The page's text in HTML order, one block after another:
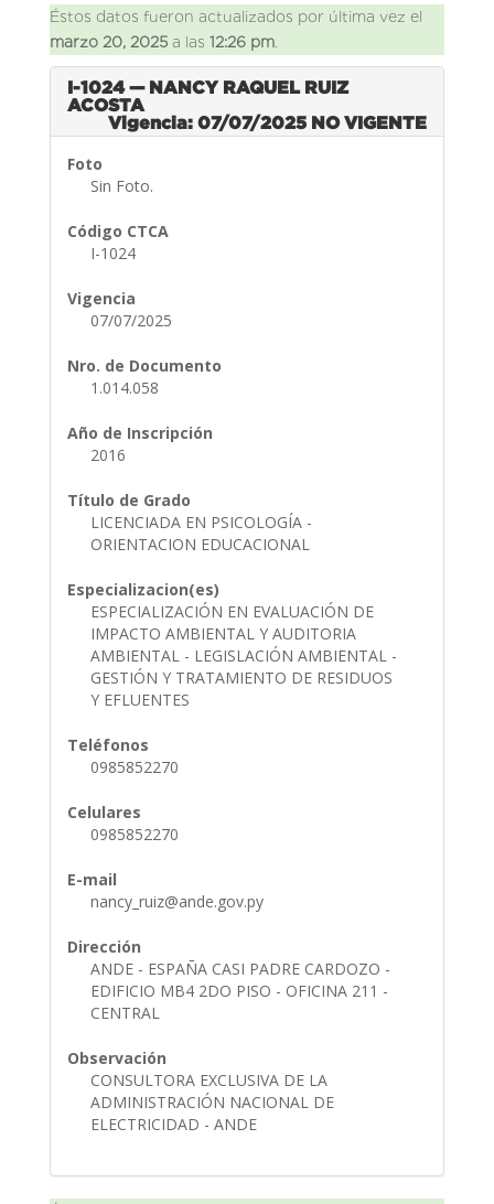
Éstos datos fueron actualizados por última vez el
marzo 20, 2025a las 12:26 pm.
I-1024 — NANCY RAQUEL RUIZ
ACOSTA
Vigencia: 07/07/2025 NO VIGENTE
Foto
Sin Foto.
Código CTCA
I-1024
Vigencia
07/07/2025
Nro. de Documento
1.014.058
Año de Inscripción
2016
Título de Grado
LICENCIADA EN PSICOLOGÍA -
ORIENTACION EDUCACIONAL
Especializacion(es)
ESPECIALIZACIÓN EN EVALUACIÓN DE
IMPACTO AMBIENTAL Y AUDITORIA
AMBIENTAL - LEGISLACIÓN AMBIENTAL -
GESTIÓN Y TRATAMIENTO DE RESIDUOS
Y EFLUENTES
Teléfonos
0985852270
Celulares
0985852270
E-mail
nancy_ruiz@ande.gov.py
Dirección
ANDE - ESPAÑA CASI PADRE CARDOZO -
EDIFICIO MB4 2DO PISO - OFICINA 211 -
CENTRAL
Observación
CONSULTORA EXCLUSIVA DE LA
ADMINISTRACIÓN NACIONAL DE
ELECTRICIDAD - ANDE